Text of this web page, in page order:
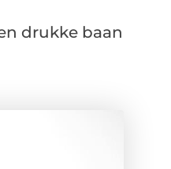
drukke baan